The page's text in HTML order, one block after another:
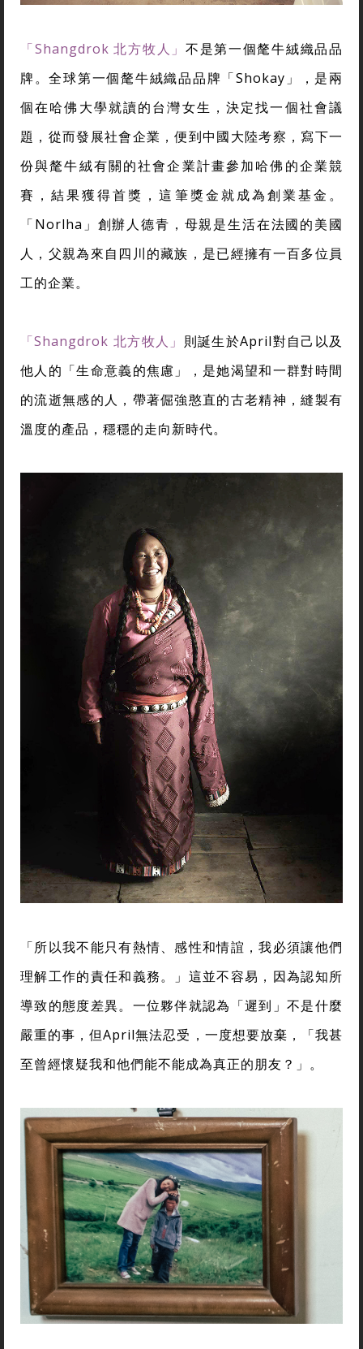
「Shangdrok 北方牧人」 不是第一個氂牛絨織品品
牌。全球第一個氂牛絨織品品牌「Shokay」，是兩
個在哈佛大學就讀的台灣女生，決定找一個社會議
題，從而發展社會企業，便到中國大陸考察，寫下一
份與氂牛絨有關的社會企業計畫參加哈佛的企業競
賽，結果獲得首獎，這筆獎金就成為創業基金。
「Norlha」創辦人德青，母親是生活在法國的美國
人，父親為來自四川的藏族，是已經擁有一百多位員
工的企業。
「Shangdrok 北方牧人」 則誕生於April對自己以及
他人的「生命意義的焦慮」，是她渴望和一群對時間
的流逝無感的人，帶著倔強憨直的古老精神，縫製有
溫度的產品，穩穩的走向新時代。
「所以我不能只有熱情、感性和情誼，我必須讓他們
理解工作的責任和義務。」這並不容易，因為認知所
導致的態度差異。一位夥伴就認為「遲到」不是什麼
嚴重的事，但April無法忍受，一度想要放棄，「我甚
至曾經懷疑我和他們能不能成為真正的朋友？」。